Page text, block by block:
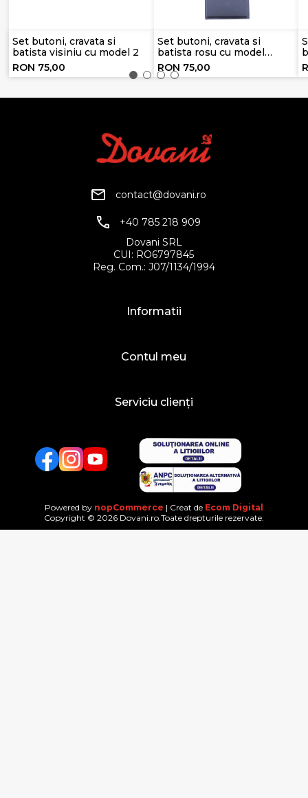
Set butoni, cravata si
batista visiniu cu model 2
RON 75,00
Set butoni, cravata si
batista rosu cu model
negru
RON 75,00
contact@dovani.ro
+40 785 218 909
Dovani SRL
CUI: RO6797845
Reg. Com.: J07/1134/1994
Informatii
Contul meu
Serviciu clienți
FacebookTwitterYouTube
Powered by nopCommerce | Creat de Ecom Digital
Copyright © 2026 Dovani.ro.Toate drepturile rezervate.